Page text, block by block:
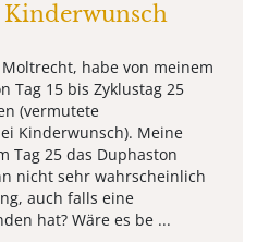
habe von meinem
Tag 15 bis Zyklustag 25
(vermutete
Kinderwunsch). Meine
Tag 25 das Duphaston
nicht sehr wahrscheinlich
auch falls eine
hat? Wäre es be ...